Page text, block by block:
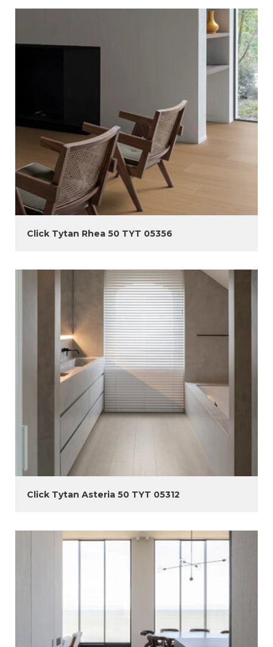
Click Tytan Rhea 50 TYT 05356
Click Tytan Asteria 50 TYT 05312